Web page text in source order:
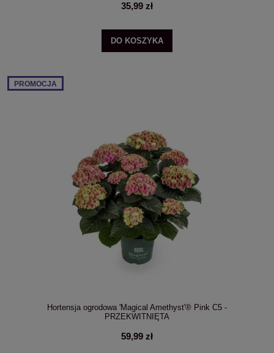
35,99 zł
DO KOSZYKA
Hortensja ogrodowa 'Magical Amethyst'® Pink C5 -
PRZEKWITNIĘTA
59,99 zł
PROMOCJA